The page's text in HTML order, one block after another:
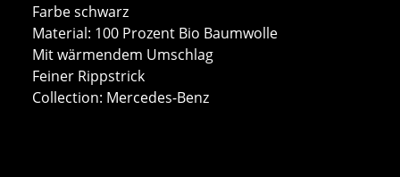
Farbe schwarz
Material: 100 Prozent Bio Baumwolle
Mit wärmendem Umschlag
Feiner Rippstrick
Collection: Mercedes-Benz